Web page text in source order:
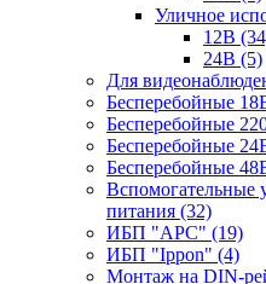
Уличное
12В
24В (5)
Для
Бесперебойные
Бесперебойные
Бесперебойные
Бесперебойные
Вспомогательные
питания (32)
ИБП "APC" (19)
ИБП "Ippon" (4)
Монтаж на DIN-